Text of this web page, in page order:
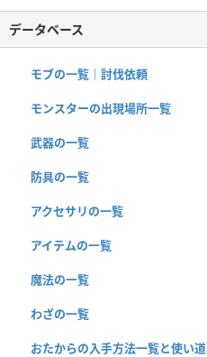
データベース
モブの一覧｜討伐依頼
モンスターの出現場所一覧
武器の一覧
防具の一覧
アクセサリの一覧
アイテムの一覧
魔法の一覧
わざの一覧
おたからの入手方法一覧と使い道